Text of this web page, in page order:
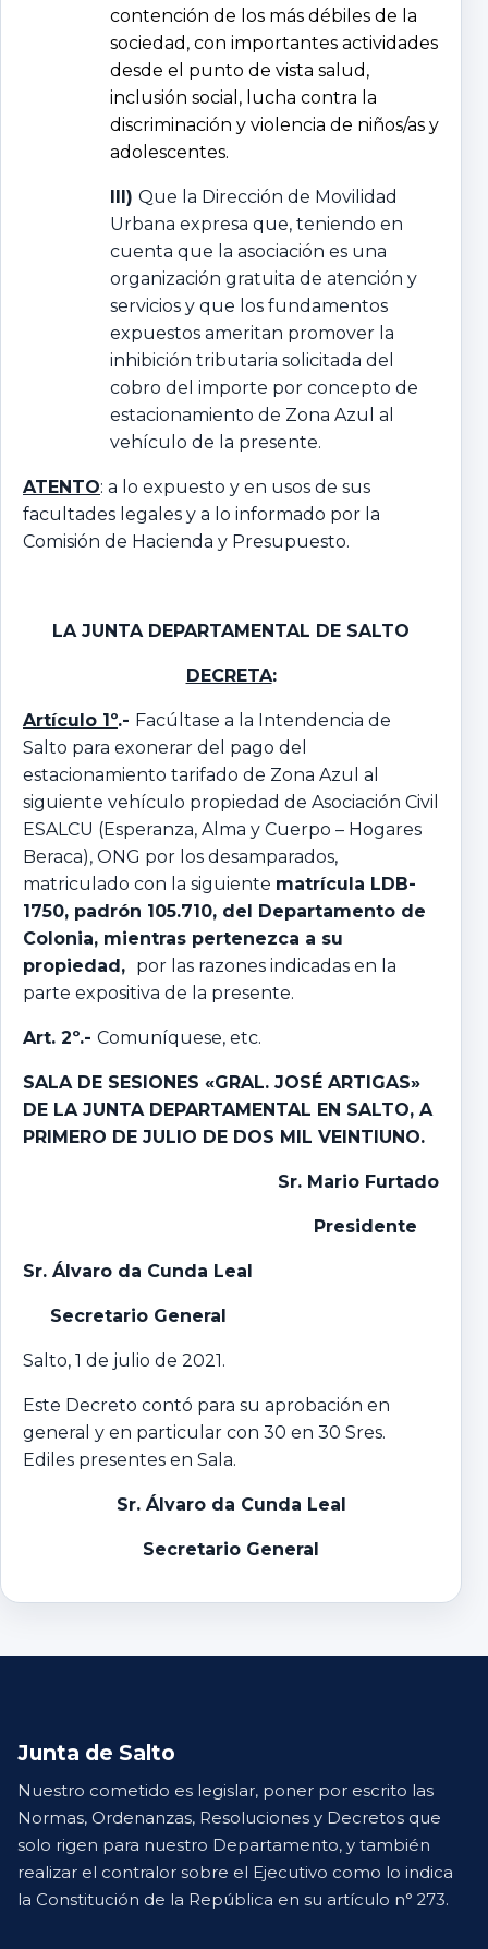
contención de los más débiles de la
sociedad, con importantes actividades
desde el punto de vista salud,
inclusión social, lucha contra la
discriminación y violencia de niños/as y
adolescentes.
III) Que la Dirección de Movilidad
Urbana expresa que, teniendo en
cuenta que la asociación es una
organización gratuita de atención y
servicios y que los fundamentos
expuestos ameritan promover la
inhibición tributaria solicitada del
cobro del importe por concepto de
estacionamiento de Zona Azul al
vehículo de la presente.
ATENTO: a lo expuesto y en usos de sus
facultades legales y a lo informado por la
Comisión de Hacienda y Presupuesto.
LA JUNTA DEPARTAMENTAL DE SALTO
DECRETA:
Artículo 1º.- Facúltase a la Intendencia de
Salto para exonerar del pago del
estacionamiento tarifado de Zona Azul al
siguiente vehículo propiedad de Asociación Civil
ESALCU (Esperanza, Alma y Cuerpo – Hogares
Beraca), ONG por los desamparados,
matriculado con la siguiente matrícula LDB-
1750, padrón 105.710, del Departamento de
Colonia, mientras pertenezca a su
propiedad, por las razones indicadas en la
parte expositiva de la presente.
Art. 2º.- Comuníquese, etc.
SALA DE SESIONES «GRAL. JOSÉ ARTIGAS»
DE LA JUNTA DEPARTAMENTAL EN SALTO, A
PRIMERO DE JULIO DE DOS MIL VEINTIUNO.
Sr. Mario Furtado
Presidente
Sr. Álvaro da Cunda Leal
Secretario General
Salto, 1 de julio de 2021.
Este Decreto contó para su aprobación en
general y en particular con 30 en 30 Sres.
Ediles presentes en Sala.
Sr. Álvaro da Cunda Leal
Secretario General
Junta de Salto
Nuestro cometido es legislar, poner por escrito las
Normas, Ordenanzas, Resoluciones y Decretos que
solo rigen para nuestro Departamento, y también
realizar el contralor sobre el Ejecutivo como lo indica
la Constitución de la República en su artículo n° 273.